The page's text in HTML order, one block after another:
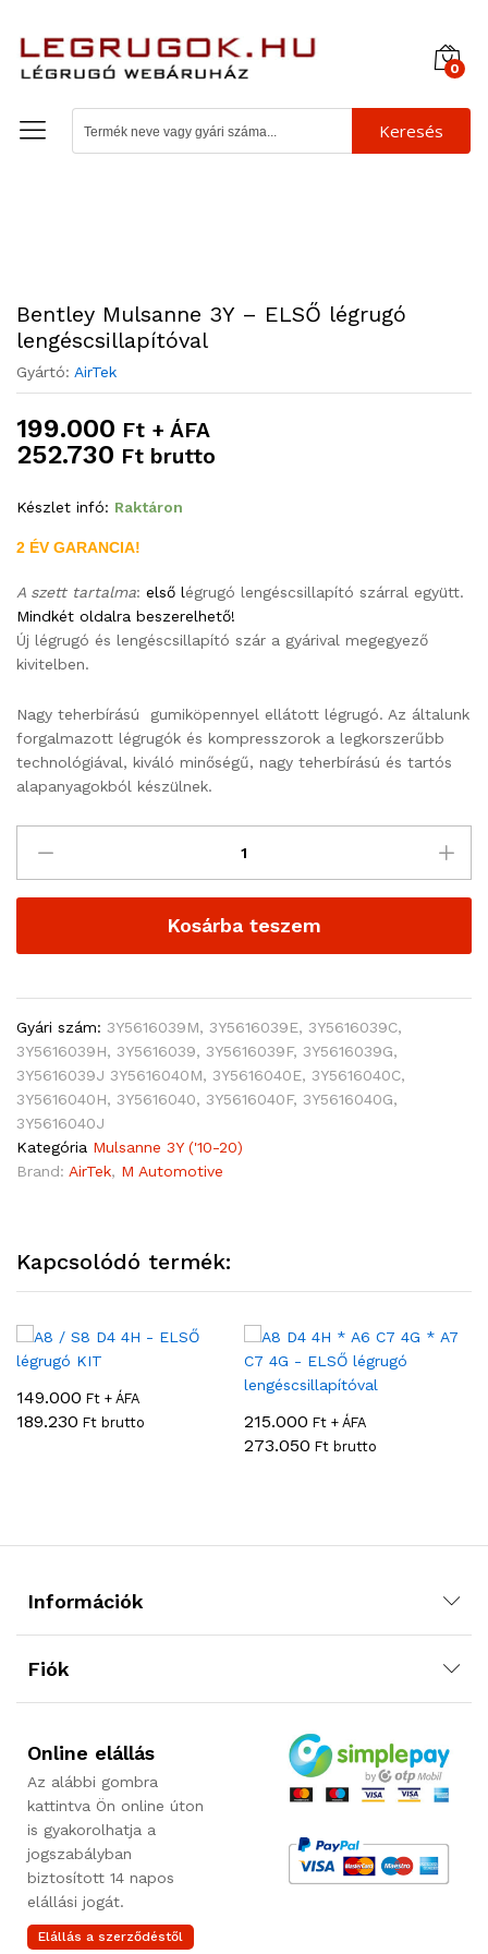
0
Keresés
Bentley Mulsanne 3Y – ELSŐ légrugó
lengéscsillapítóval
Gyártó: AirTek
199.000 Ft + ÁFA
252.730 Ft brutto
Készlet infó: Raktáron
2 ÉV GARANCIA!
A szett tartalma: első légrugó lengéscsillapító szárral együtt.
Mindkét oldalra beszerelhető!
Új légrugó és lengéscsillapító szár a gyárival megegyező
kivitelben.
Nagy teherbírású gumiköpennyel ellátott légrugó. Az általunk
forgalmazott légrugók és kompresszorok a legkorszerűbb
technológiával, kiváló minőségű, nagy teherbírású és tartós
alapanyagokból készülnek.
Kosárba teszem
Gyári szám: 3Y5616039M, 3Y5616039E, 3Y5616039C,
3Y5616039H, 3Y5616039, 3Y5616039F, 3Y5616039G,
3Y5616039J 3Y5616040M, 3Y5616040E, 3Y5616040C,
3Y5616040H, 3Y5616040, 3Y5616040F, 3Y5616040G,
3Y5616040J
Kategória Mulsanne 3Y ('10-20)
Brand: AirTek, M Automotive
Kapcsolódó termék:
149.000 Ft + ÁFA
189.230 Ft brutto 215.000 Ft + ÁFA
273.050 Ft brutto
Információk
Fiók
Online elállás
Az alábbi gombra
kattintva Ön online úton
is gyakorolhatja a
jogszabályban
biztosított 14 napos
elállási jogát.
Elállás a szerződéstől